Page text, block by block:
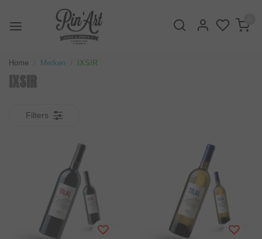
Home Merken IXSIR
IXSIR
Filters